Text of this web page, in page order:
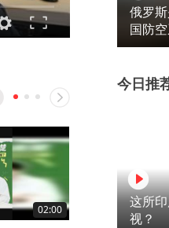
02:00
俄罗
国防
今日推
这所
视？